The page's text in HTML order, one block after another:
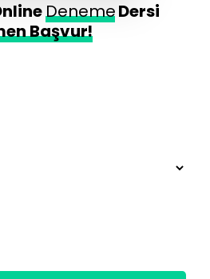
DenemeDersi
Başvur!